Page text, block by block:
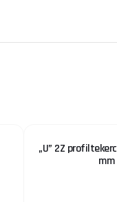
„U” 2Z
mm